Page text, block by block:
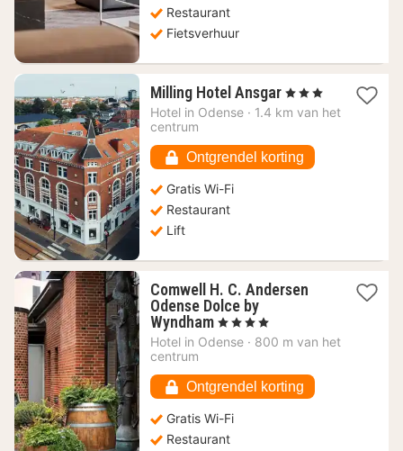
Restaurant
Fietsverhuur
Milling Hotel Ansgar 1
nacht
€
, 3 Sterren
Hotel in Odense · 1.4 km van het
centrum
Ontgrendel korting
Gratis Wi-Fi
Restaurant
Lift
Comwell H. C. Andersen
Odense Dolce by
Wyndham 1
nacht
€
, 4 Sterren
Hotel in Odense · 800 m van het
centrum
Ontgrendel korting
Gratis Wi-Fi
Restaurant